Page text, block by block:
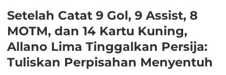
Setelah Catat 9 Gol, 9 Assist, 8
MOTM, dan 14 Kartu Kuning,
Allano Lima Tinggalkan Persija:
Tuliskan Perpisahan Menyentuh